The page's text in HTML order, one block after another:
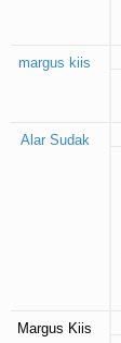
margus kiis
Alar Sudak
Margus Kiis